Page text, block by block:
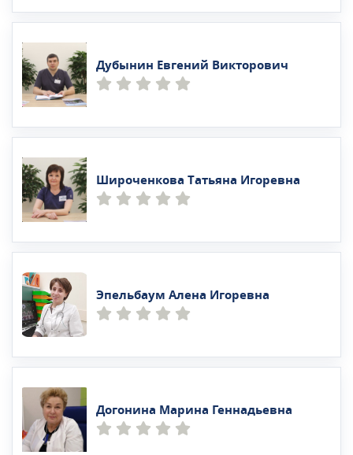
Дубынин Евгений Викторович
Широченкова Татьяна Игоревна
Эпельбаум Алена Игоревна
Догонина Марина Геннадьевна